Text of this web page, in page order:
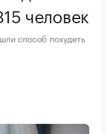
человек
способ похудеть